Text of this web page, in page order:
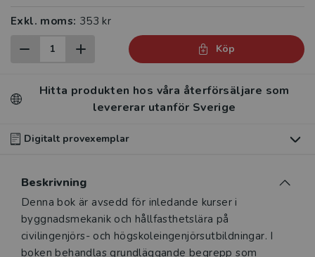
Exkl. moms: 353 kr
Köp
Hitta produkten hos våra återförsäljare som
levererar utanför Sverige
Digitalt provexemplar
digitalt provexemplar av den här produkten
Våra digitala provexemplar tillhandahålls via Studora.se
och ger dig tillgång till boken under 180 dagar. Observera
att erbjudandet endast gäller relevanta produkter för din
Beskrivning
Beskrivning
Denna bok är avsedd för inledande kurser i
byggnadsmekanik och hållfasthetslära på
civilingenjörs- och högskoleingenjörsutbildningar. I
boken behandlas grundläggande begrepp som